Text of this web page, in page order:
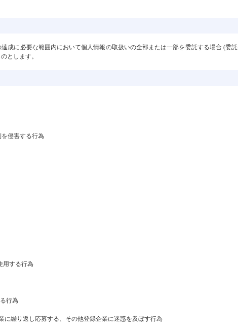
に必要な範囲内において個人情報の取扱いの全部または一部を委託する場合 (委
とします。
侵害する行為
用する行為
行為
に繰り返し応募する、その他登録企業に迷惑を及ぼす行為